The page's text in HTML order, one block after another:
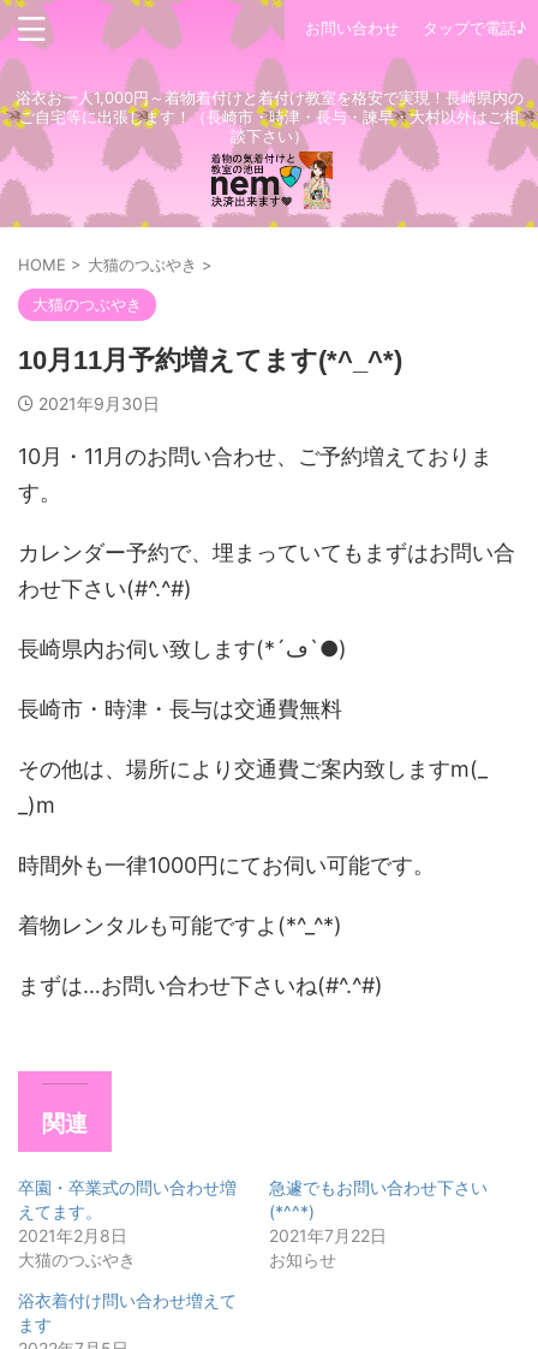
お問い合わせ タップで電話♪
浴衣お一人1,000円～着物着付けと着付け教室を格安で実現！長崎県内の
ご自宅等に出張します！（長崎市・時津・長与・諫早・大村以外はご相
談下さい）
HOME > 大猫のつぶやき >
大猫のつぶやき
10月11月予約増えてます(*^_^*)
2021年9月30日
10月・11月のお問い合わせ、ご予約増えておりま
す。
カレンダー予約で、埋まっていてもまずはお問い合
わせ下さい(#^.^#)
長崎県内お伺い致します(*´ڡ`●)
長崎市・時津・長与は交通費無料
その他は、場所により交通費ご案内致しますm(_
_)m
時間外も一律1000円にてお伺い可能です。
着物レンタルも可能ですよ(*^_^*)
まずは…お問い合わせ下さいね(#^.^#)
関連
卒園・卒業式の問い合わせ増
えてます。
2021年2月8日
大猫のつぶやき
急遽でもお問い合わせ下さい
(*^^*)
2021年7月22日
お知らせ
浴衣着付け問い合わせ増えて
ます